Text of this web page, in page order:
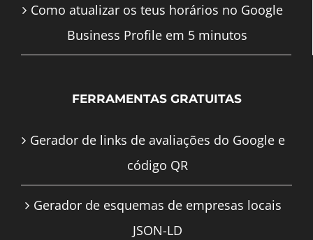
Como atualizar os teus horários no Google
Business Profile em 5 minutos
FERRAMENTAS GRATUITAS
Gerador de links de avaliações do Google e
código QR
Gerador de esquemas de empresas locais
JSON-LD